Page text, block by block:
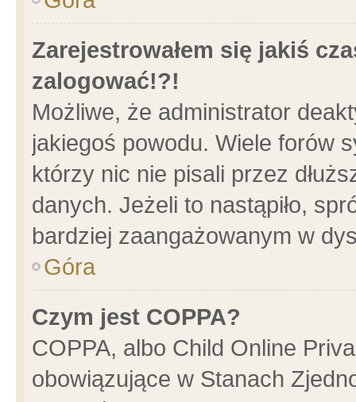
Zarejestrowałem się jakiś
zalogować!?!
Możliwe, że administrator
jakiegoś powodu. Wiele forów
którzy nic nie pisali przez
danych. Jeżeli to nastąpiło,
bardziej zaangażowanym w
Góra
Czym jest COPPA?
COPPA, albo Child Online
obowiązujące w Stanach